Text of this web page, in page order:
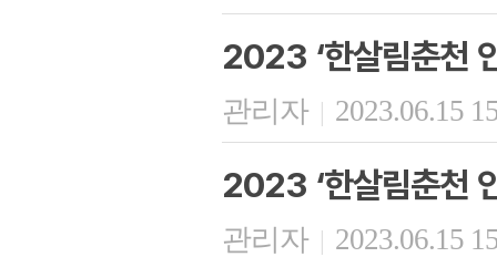
2023 ‘한살림춘천
관리자 | 2023.06.15
2023 ‘한살림춘천
관리자 | 2023.06.15